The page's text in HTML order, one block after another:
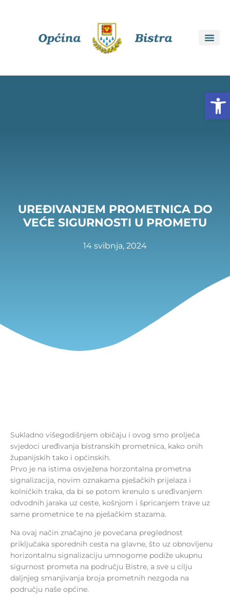
UREĐIVANJEM PROMETNICA DO
VEĆE SIGURNOSTI U PROMETU
14 svibnja, 2024
Sukladno višegodišnjem običaju i ovog smo proljeća
svjedoci uređivanja bistranskih prometnica, kako onih
županijskih tako i općinskih.
Prvo je na istima osvježena horzontalna prometna
signalizacija, novim oznakama pješačkih prijelaza i
kolničkih traka, da bi se potom krenulo s uređivanjem
odvodnih jaraka uz ceste, košnjom i špricanjem trave uz
same prometnice te na pješačkim stazama.
Na ovaj način značajno je povećana preglednost
priključaka sporednih cesta na glavne, što uz obnovljenu
horizontalnu signalizaciju umnogome podiže ukupnu
sigurnost prometa na području Bistre, a sve u cilju
daljnjeg smanjivanja broja prometnih nezgoda na
području naše općine.